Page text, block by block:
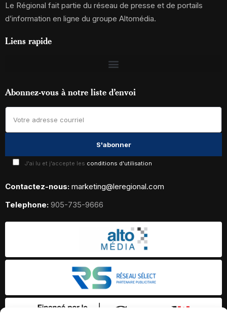
Le Régional fait partie du réseau de presse et de portails
d’information en ligne du groupe Altomédia.
Liens rapide
Abonnez-vous à notre liste d’envoi
J'ai lu et j'accepte les conditions d'utilisation
Contactez-nous: marketing@leregional.com
Telephone: 905-735-9666